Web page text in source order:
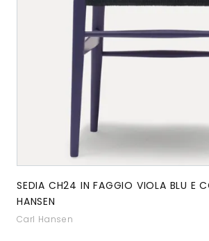
SEDIA CH24 IN FAGGIO VIOLA BLU E
HANSEN
Carl Hansen